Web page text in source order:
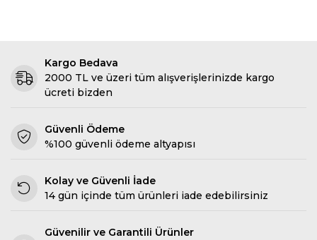
Kargo Bedava
2000 TL ve üzeri tüm alışverişlerinizde kargo
ücreti bizden
Güvenli Ödeme
%100 güvenli ödeme altyapısı
Kolay ve Güvenli İade
14 gün içinde tüm ürünleri iade edebilirsiniz
Güvenilir ve Garantili Ürünler